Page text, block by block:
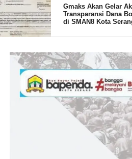
kelebihan siswa.
“Belum dapat kursi, siswa nya
Post Views: 17
Gmaks Akan Gelar
Transparansi Dana
di SMAN8 Kota